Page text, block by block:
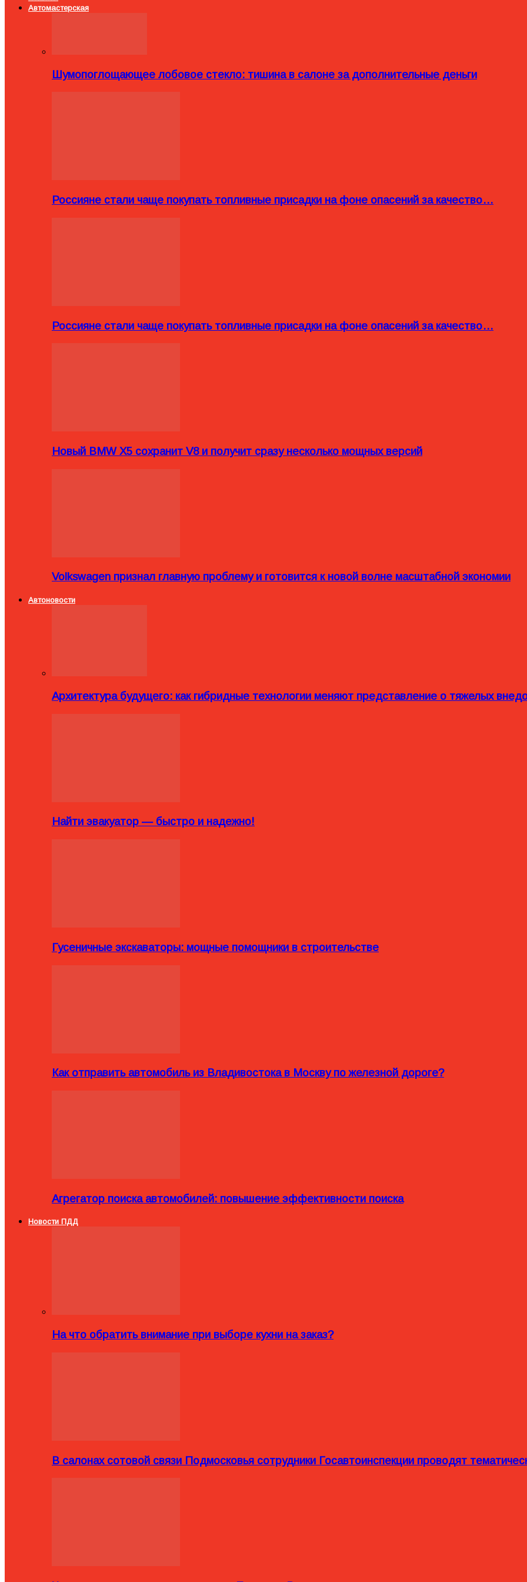
Автомастерская
Шумопоглощающее лобовое стекло: тишина в салоне за дополнительные деньги
Россияне стали чаще покупать топливные присадки на фоне опасений за качество…
Россияне стали чаще покупать топливные присадки на фоне опасений за качество…
Новый BMW X5 сохранит V8 и получит сразу несколько мощных версий
Volkswagen признал главную проблему и готовится к новой волне масштабной экономии
Автоновости
Архитектура будущего: как гибридные технологии меняют представление о тяжелых
Найти эвакуатор — быстро и надежно!
Гусеничные экскаваторы: мощные помощники в строительстве
Как отправить автомобиль из Владивостока в Москву по железной дороге?
Агрегатор поиска автомобилей: повышение эффективности поиска
Новости ПДД
На что обратить внимание при выборе кухни на заказ?
В салонах сотовой связи Подмосковья сотрудники Госавтоинспекции проводят